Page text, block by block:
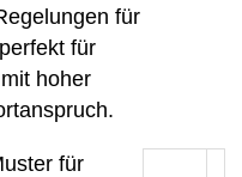
für
für
hoher
für